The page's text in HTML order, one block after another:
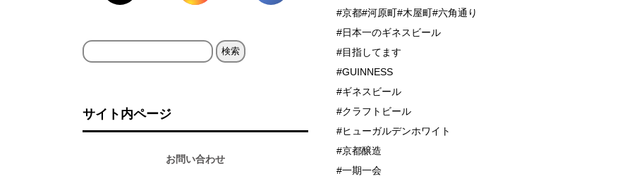
#京都#河原町#木屋町#六角通り
#日本一のギネスビール
#目指してます
#GUINNESS
#ギネスビール
#クラフトビール
#ヒューガルデンホワイト
#京都醸造
#一期一会
検
サイト内ページ
お問い合わせ